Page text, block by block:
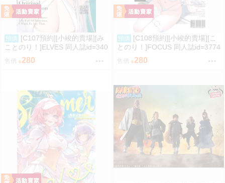
預購
[C107預約][小竣的賣場][み
ことのり！]ELVES 同人誌id=340
售價 280
預購
[C108預約][小竣的賣場][こ
とのり！]FOCUS 同人誌id=3774
售價 280